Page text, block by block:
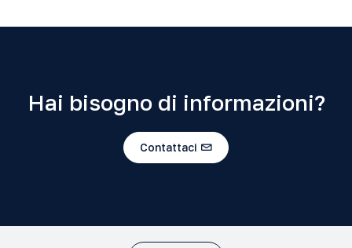
Hai bisogno di informazioni?
Contattaci